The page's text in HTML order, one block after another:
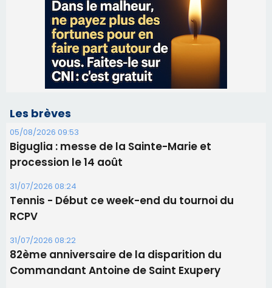
Les brèves
05/08/2026 09:53
Biguglia : messe de la Sainte-Marie et
procession le 14 août
31/07/2026 08:24
Tennis - Début ce week-end du tournoi du
RCPV
31/07/2026 08:22
82ème anniversaire de la disparition du
Commandant Antoine de Saint Exupery